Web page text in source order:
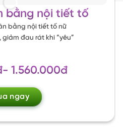
bằng nội tiết tố
bằng nội tiết tố nữ
giảm đau rát khi “yêu”
1.560.000đ
ngay